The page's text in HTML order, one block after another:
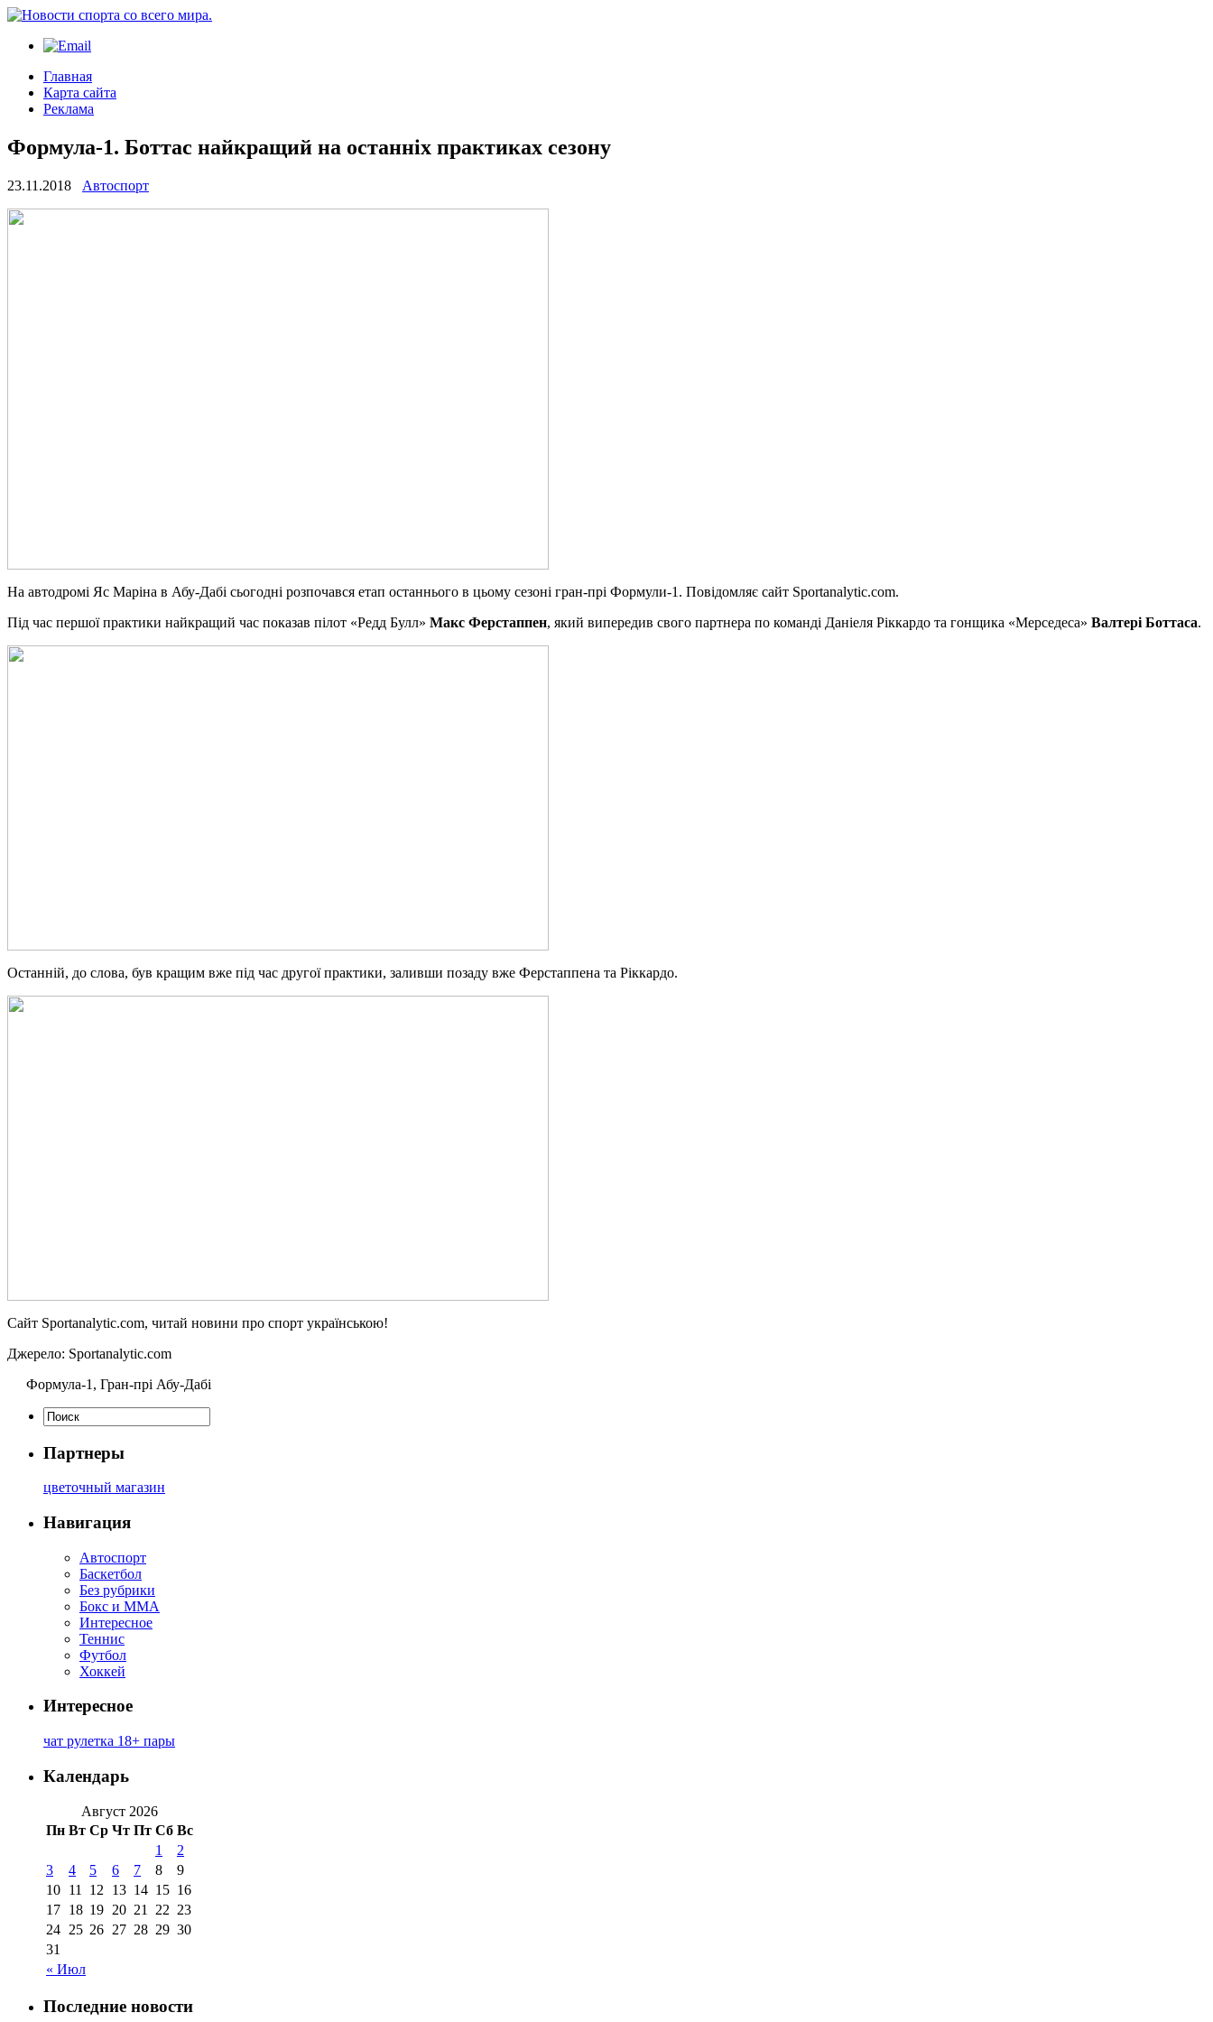
Главная
Карта сайта
Реклама
Формула-1. Боттас найкращий на останніх практиках сезону
23.11.2018 Автоспорт
Нa автодромі Яс Маріна в Абу-Дабі сьогодні розпочався етап останнього в цьому сезоні гран-прі Формули-1. Повідомляє сайт Sportanalytic.com.
Під час першої практики найкращий час показав пілот «Редд Булл» Макс Ферстаппен, який випередив свого партнера по команді Даніеля Ріккардо та гонщика «Мерседеса» Валтері Боттаса.
Останній, до слова, був кращим вже під час другої практики, заливши позаду вже Ферстаппена та Ріккардо.
Сайт Sportanalytic.com, читай новини про спорт українською!
Джерело: Sportanalytic.com
Формула-1, Гран-прі Абу-Дабі
Партнеры
цветочный магазин
Навигация
Автоспорт
Баскетбол
Без рубрики
Бокс и ММА
Интересное
Теннис
Футбол
Хоккей
Интересное
чат рулетка 18+ пары
Календарь
Август 2026
Пн Вт Ср Чт Пт Сб Вс
« Июл
1
2
3
4 5 6 7 8
9
10 11 12 13 14 15 16
17 18 19 20 21 22 23
24 25 26 27 28 29 30
31
Последние новости